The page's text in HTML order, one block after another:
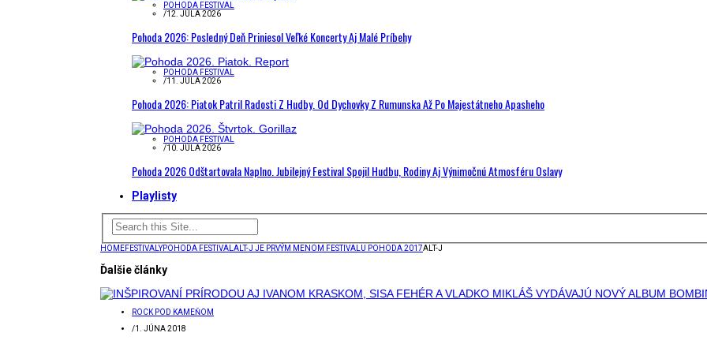
POHODA FESTIVAL
/12. JÚLA 2026
Pohoda 2026: Posledný Deň Priniesol Veľké Koncerty Aj Malé Príbehy
POHODA FESTIVAL
/11. JÚLA 2026
Pohoda 2026: Piatok Patril Radosti Z Hudby. Od Dychovky Z Rumunska Až Po Majestátneho Apasheho
POHODA FESTIVAL
/10. JÚLA 2026
Pohoda 2026 Odštartovala Naplno. Jubilejný Festival Spojil Hudbu, Rodiny Aj Výnimočnú Atmosféru Oslavy
Playlisty
HOMEFESTIVALYPOHODA FESTIVAL ALT-J JE PRVÝM MENOM FESTIVALU POHODA 2017ALT-J
Ďalšie články
ROCK POD KAMEŇOM
/1. JÚNA 2018